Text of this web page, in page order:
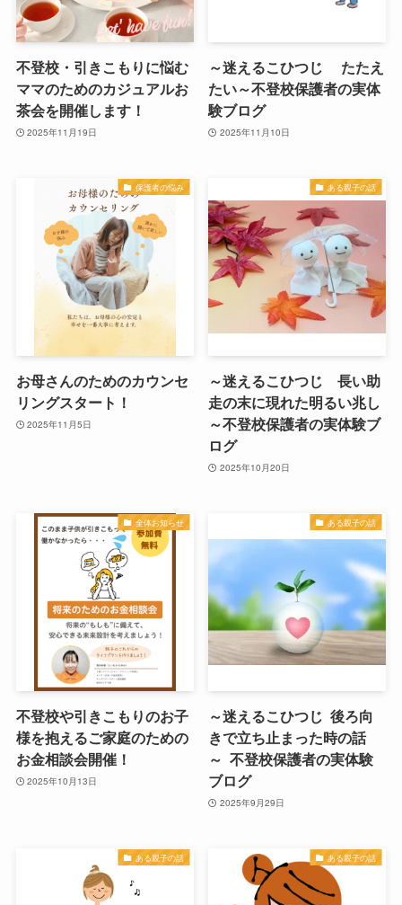
不登校・引きこもりに悩む
ママのためのカジュアルお
茶会を開催します！
2025年11月19日
～迷えるこひつじ たたえ
たい～不登校保護者の実体
験ブログ
2025年11月10日
保護者の悩み
お母さんのためのカウンセ
リングスタート！
2025年11月5日
ある親子の話
～迷えるこひつじ 長い助
走の末に現れた明るい兆し
～不登校保護者の実体験ブ
ログ
2025年10月20日
全体お知らせ
不登校や引きこもりのお子
様を抱えるご家庭のための
お金相談会開催！
2025年10月13日
ある親子の話
～迷えるこひつじ 後ろ向
きで立ち止まった時の話
～ 不登校保護者の実体験
ブログ
2025年9月29日
ある親子の話 ある親子の話